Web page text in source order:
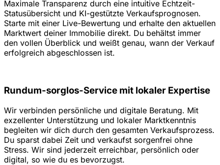
Maximale Transparenz durch eine intuitive Echtzeit-
Statusübersicht und KI-gestützte Verkaufsprognosen.
Starte mit einer Live-Bewertung und erhalte den aktuellen
Marktwert deiner Immobilie direkt. Du behältst immer
den vollen Überblick und weißt genau, wann der Verkauf
erfolgreich abgeschlossen ist.
Rundum-sorglos-Service mit lokaler Expertise
Wir verbinden persönliche und digitale Beratung. Mit
exzellenter Unterstützung und lokaler Marktkenntnis
begleiten wir dich durch den gesamten Verkaufsprozess.
Du sparst dabei Zeit und verkaufst sorgenfrei ohne
Stress. Wir sind jederzeit erreichbar, persönlich oder
digital, so wie du es bevorzugst.